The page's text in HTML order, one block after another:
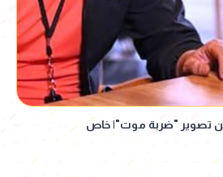
من تصوير "ضربة موت"| خاص